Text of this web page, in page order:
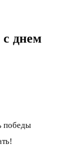
с днем
победы